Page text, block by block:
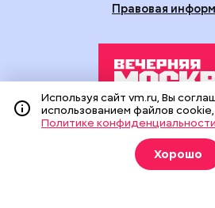
Правовая
Издание создано при финансовой
средств массовой информации и
На сайте применяются
(информационные технологии
Используя сайт vm.ru, Вы
использованием файлов
Политике конфиденциальности
Хорошо